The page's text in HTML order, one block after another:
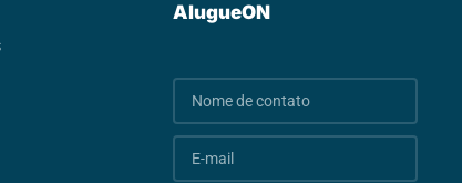
AlugueON